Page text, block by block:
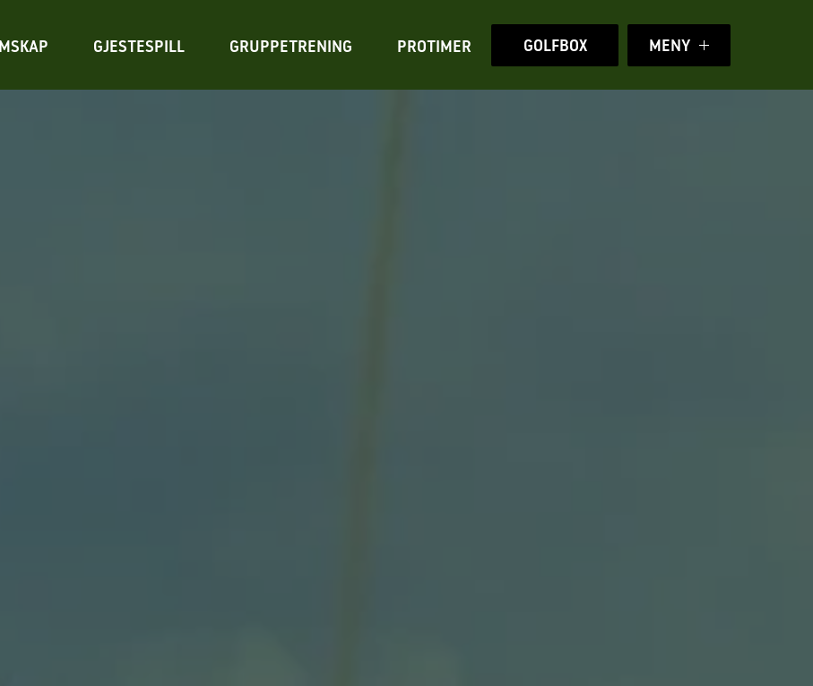
GJESTESPILL GRUPPETRENING PROTIMER GOLFBOX MENY